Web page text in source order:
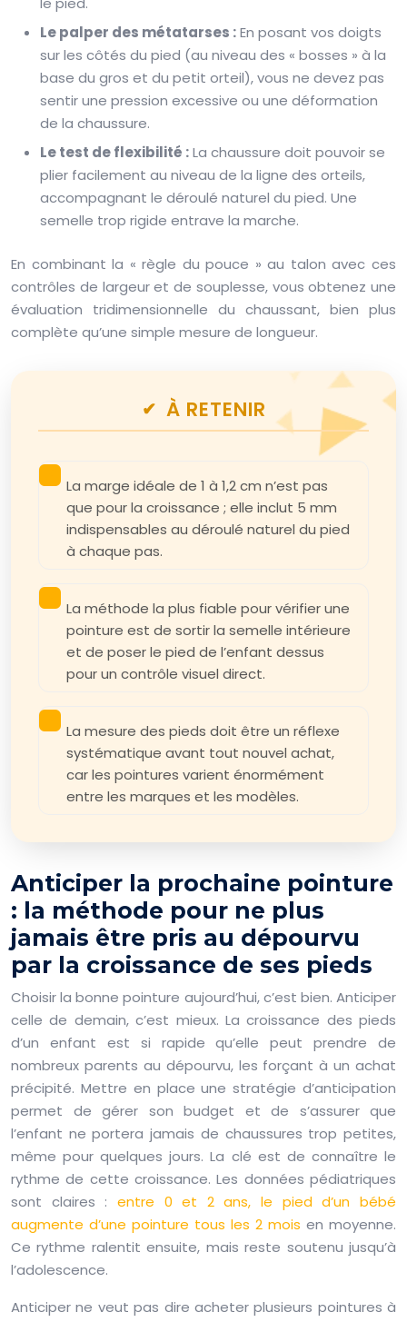
Le palper des métatarses :En posant vos doigts
sur les côtés du pied (au niveau des « bosses » à la
base du gros et du petit orteil), vous ne devez pas
sentir une pression excessive ou une déformation
de la chaussure.
Le test de flexibilité :La chaussure doit pouvoir se
plier facilement au niveau de la ligne des orteils,
accompagnant le déroulé naturel du pied. Une
semelle trop rigide entrave la marche.
En combinant la « règle du pouce » au talon avec ces
contrôles de largeur et de souplesse, vous obtenez une
évaluation tridimensionnelle du chaussant, bien plus
complète qu’une simple mesure de longueur.
À RETENIR
La marge idéale de 1 à 1,2 cm n’est pas
que pour la croissance ; elle inclut 5 mm
indispensables au déroulé naturel du pied
à chaque pas.
La méthode la plus fiable pour vérifier une
pointure est de sortir la semelle intérieure
et de poser le pied de l’enfant dessus
pour un contrôle visuel direct.
La mesure des pieds doit être un réflexe
systématique avant tout nouvel achat,
car les pointures varient énormément
entre les marques et les modèles.
Anticiper la prochaine pointure
: la méthode pour ne plus
jamais être pris au dépourvu
par la croissance de ses pieds
Choisir la bonne pointure aujourd’hui, c’est bien. Anticiper
celle de demain, c’est mieux. La croissance des pieds
d’un enfant est si rapide qu’elle peut prendre de
nombreux parents au dépourvu, les forçant à un achat
précipité. Mettre en place une stratégie d’anticipation
permet de gérer son budget et de s’assurer que
l’enfant ne portera jamais de chaussures trop petites,
même pour quelques jours. La clé est de connaître le
rythme de cette croissance. Les données pédiatriques
sont claires : entre 0 et 2 ans, le pied d’un bébé
augmente d’une pointure tous les 2 mois en moyenne.
Ce rythme ralentit ensuite, mais reste soutenu jusqu’à
l’adolescence.
Anticiper ne veut pas dire acheter plusieurs pointures à